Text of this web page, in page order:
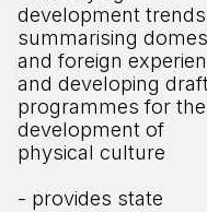
development
summarising
and foreign
and developing
programmes for the
development of
physical culture
- provides state